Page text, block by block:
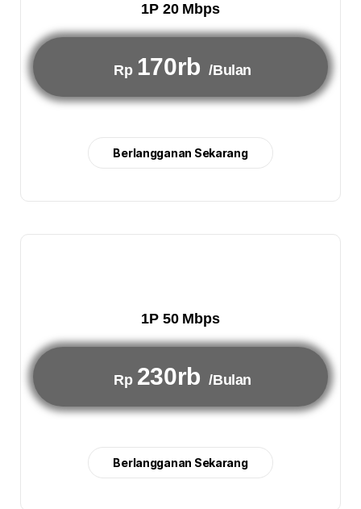
1P 20 Mbps
Rp 170rb /Bulan
Berlangganan Sekarang
1P 50 Mbps
Rp 230rb /Bulan
Berlangganan Sekarang